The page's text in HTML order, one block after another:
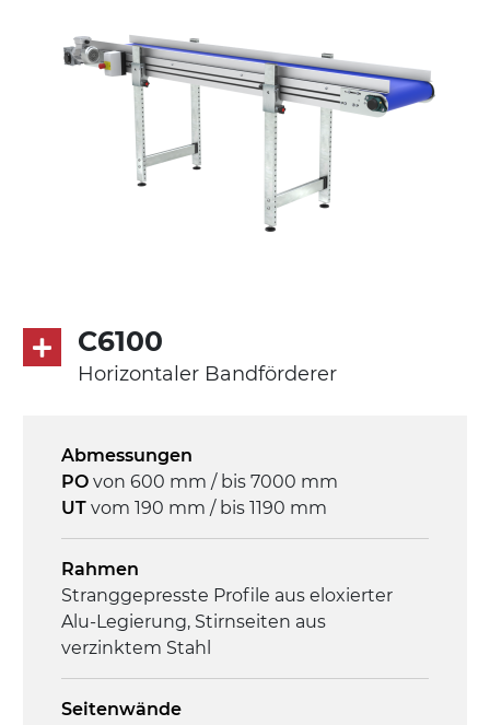
aus druckgegossener Alu-Legierung,
Beine aus verzinktem Metallrohr,
Schwenkräder mit/ohne Bremse (2+2)
Förderfläche
PU Oberfläche in Mattblau
230/400Vac-50Hz-3Ph
Steuerung
On/Off, E-Stopp, Motor-
Überlastungsschutz
C6100
Horizontaler Bandförderer
Abmessungen
PO von 600 mm / bis 7000 mm
UT vom 190 mm / bis 1190 mm
Rahmen
Stranggepresste Profile aus eloxierter
Alu-Legierung, Stirnseiten aus
verzinktem Stahl
Seitenwände